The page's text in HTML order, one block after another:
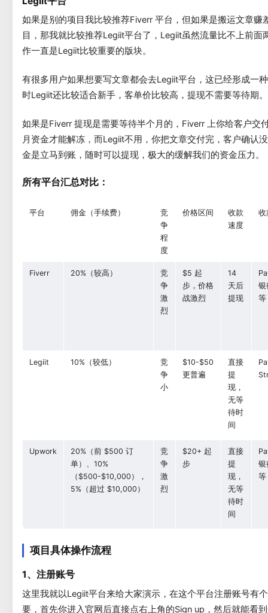
如果是别的项目我比较推荐Fiverr 平台，但如果是搬运文章赚
目，那我就比较推荐Legiit平台了，Legiit虽然流量比不上前面
作一直是Legiit比较重要的版块。
有很多用户如果想要写文章都会去Legiit平台，这已经形成一
时Legiit还比较适合新手，客单价比较高，提现不需要等待期。
如果是Fiverr 提现是需要等待半个月的，Fiverr 上你给客户交
月资金才能解冻，而Legiit不用，你把文章交付完，客户确认
金是立马到账，随时可以提现，极大的缓解我们的资金压力。
所有平台汇总对比：
平台 佣金（手续费）
竞
争
程
度
价格区间
收款
速度
收
Fiverr 20%（较高）
竞
争
激
烈
$5 起
步，价格
战激烈
14
天后
提现
银
等
Legiit 10%（较低）
竞
争
小
$10-$50
更普遍
直接
提
现，
无等
待时
间
Upwork
20%（前 $500 订
单）、10%
（$500-$10,000），
5%（超过 $10,000）
竞
争
激
烈
$20+ 起
步
直接
提
现，
无等
待时
间
银
等
项目具体操作流程
1、注册账号
这里我就以Legiit平台来给大家演示，在这个平台注册账号有
要，首先你进入官网后直接点右上角的Sign up，然后就能看